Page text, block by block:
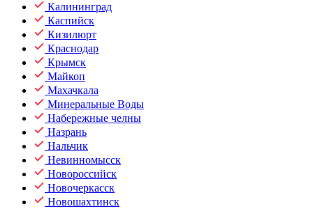
Калининград
Каспийск
Кизилюрт
Краснодар
Крымск
Майкоп
Махачкала
Минеральные Воды
Набережные челны
Назрань
Нальчик
Невинномысск
Новороссийск
Новочеркасск
Новошахтинск